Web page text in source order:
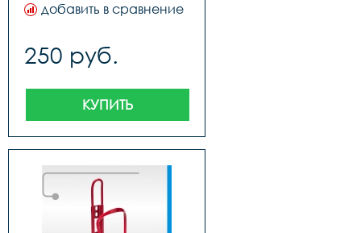
добавить в сравнение
250 руб.
КУПИТЬ